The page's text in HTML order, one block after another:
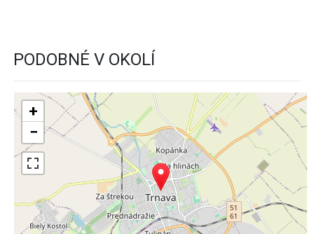
PODOBNÉ V OKOLÍ
+
−